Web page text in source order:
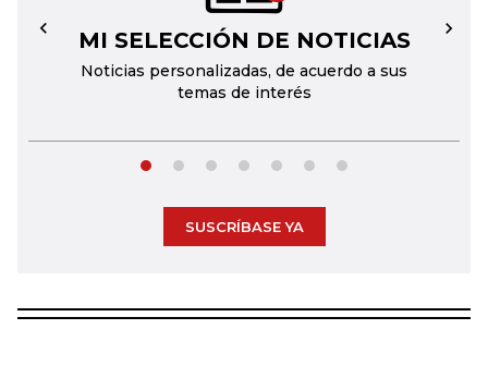
MI SELECCIÓN DE NOTICIAS
Noticias personalizadas, de acuerdo a sus
temas de interés
← →
SUSCRÍBASE YA